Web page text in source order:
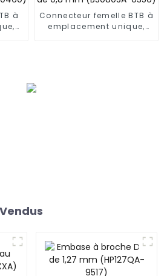
à
Connecteur femelle BTB à
emplacement unique,